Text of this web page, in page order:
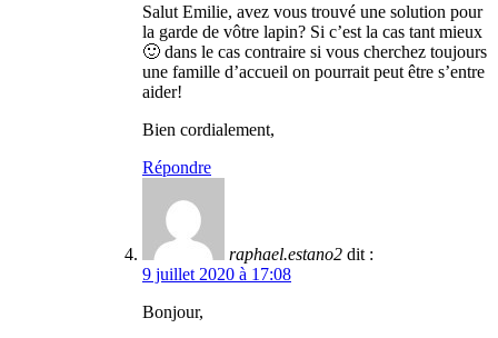
Salut Emilie, avez vous trouvé une solution pour
la garde de vôtre lapin? Si c’est la cas tant mieux
🙂 dans le cas contraire si vous cherchez toujours
une famille d’accueil on pourrait peut être s’entre
aider!
Bien cordialement,
Répondre
raphael.estano2 dit :
9 juillet 2020 à 17:08
Bonjour,